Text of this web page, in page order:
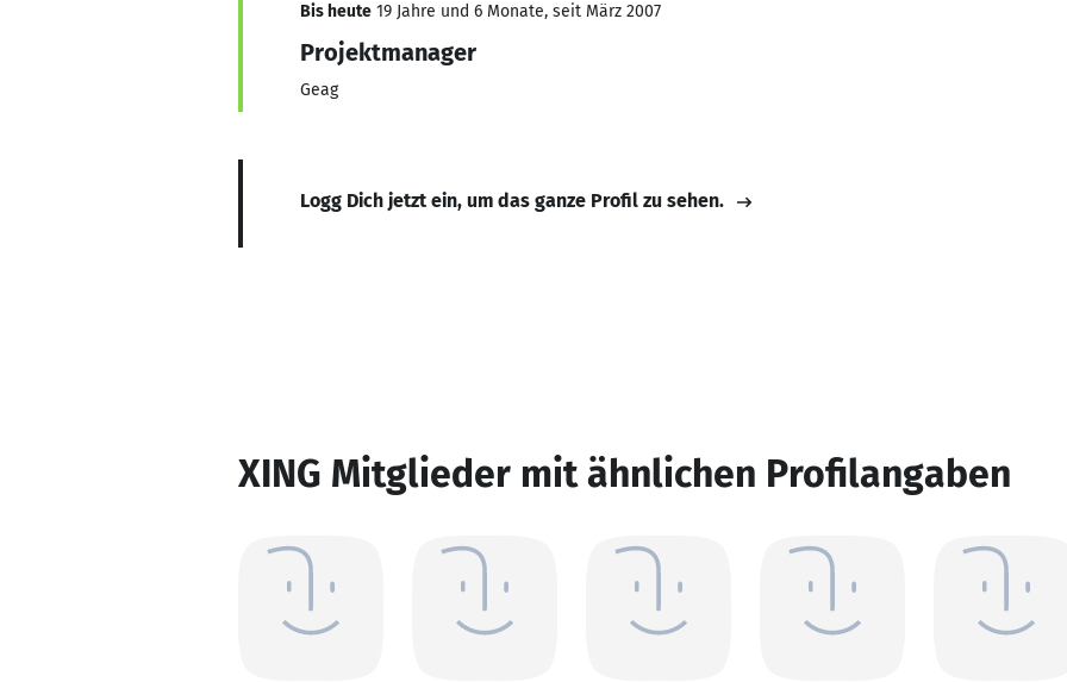
Bis heute 19 Jahre und 6 Monate, seit März 2007
Projektmanager
Geag
Logg Dich jetzt ein, um das ganze Profil zu sehen.
XING Mitglieder mit ähnlichen Profilangaben